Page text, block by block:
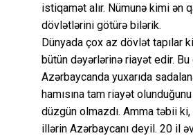
istiqamət alır. Nümunə kimi ən
dövlətlərini götürə bilərik.
Dünyada çox az dövlət tapılar
bütün dəyərlərinə riayət edir. Bu
Azərbaycanda yuxarıda
hamısına tam riayət
düzgün olmazdı. Amma təbii
illərin Azərbaycanı deyil. 20 il